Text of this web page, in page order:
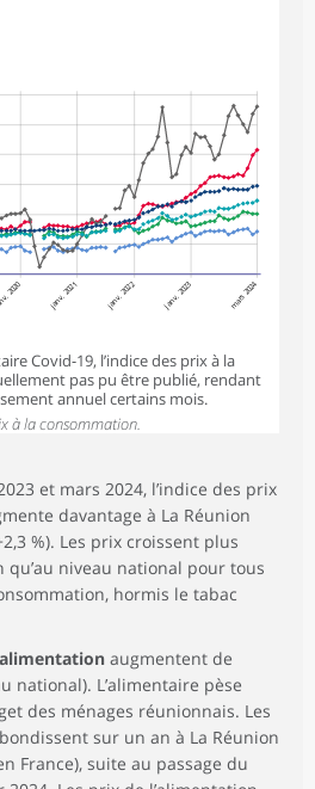
115,3 114,7
10 000 110,2 113,9 114,6
111,9 112,5
9 894 109,4 113,1
2020 janv. 2021 janv. 2022 janv. 2023 mars 2024
Covid-19, l’indice des prix à la
pas pu être publié, rendant
annuel certains mois.
à la consommation.
et mars 2024, l’indice des prix
davantage à La Réunion
%). Les prix croissent plus
qu’au niveau national pour tous
hormis le tabac
alimentation augmentent de
national). L’alimentaire pèse
des ménages réunionnais. Les
sur un an à La Réunion
France), suite au passage du